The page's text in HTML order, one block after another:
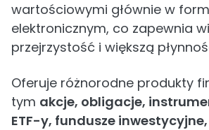
wartościowymi głównie w
elektronicznym, co zapewnia
przejrzystość i większą
Oferuje różnorodne produkty
tym akcje, obligacje,
ETF-y, fundusze